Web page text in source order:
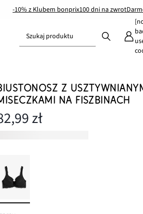
-10% z Klubem bonprix100 dni na zwrot
Szukaj produktu
Z
NA FISZBINACH
zł